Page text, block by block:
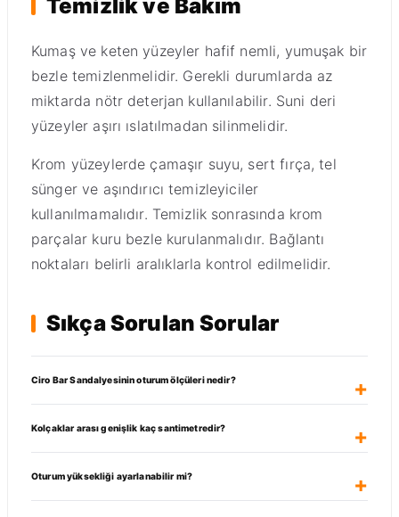
Temizlik ve Bakım
Kumaş ve keten yüzeyler hafif nemli, yumuşak bir
bezle temizlenmelidir. Gerekli durumlarda az
miktarda nötr deterjan kullanılabilir. Suni deri
yüzeyler aşırı ıslatılmadan silinmelidir.
Krom yüzeylerde çamaşır suyu, sert fırça, tel
sünger ve aşındırıcı temizleyiciler
kullanılmamalıdır. Temizlik sonrasında krom
parçalar kuru bezle kurulanmalıdır. Bağlantı
noktaları belirli aralıklarla kontrol edilmelidir.
Sıkça Sorulan Sorular
Ciro Bar Sandalyesinin oturum ölçüleri nedir?
Kolçaklar arası genişlik kaç santimetredir?
Oturum yüksekliği ayarlanabilir mi?